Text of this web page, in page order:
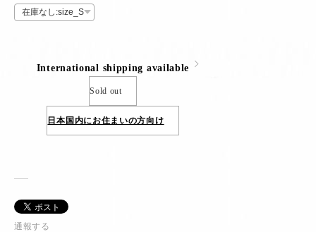
International shipping available
Sold out
日本国内にお住まいの方向け
通報する